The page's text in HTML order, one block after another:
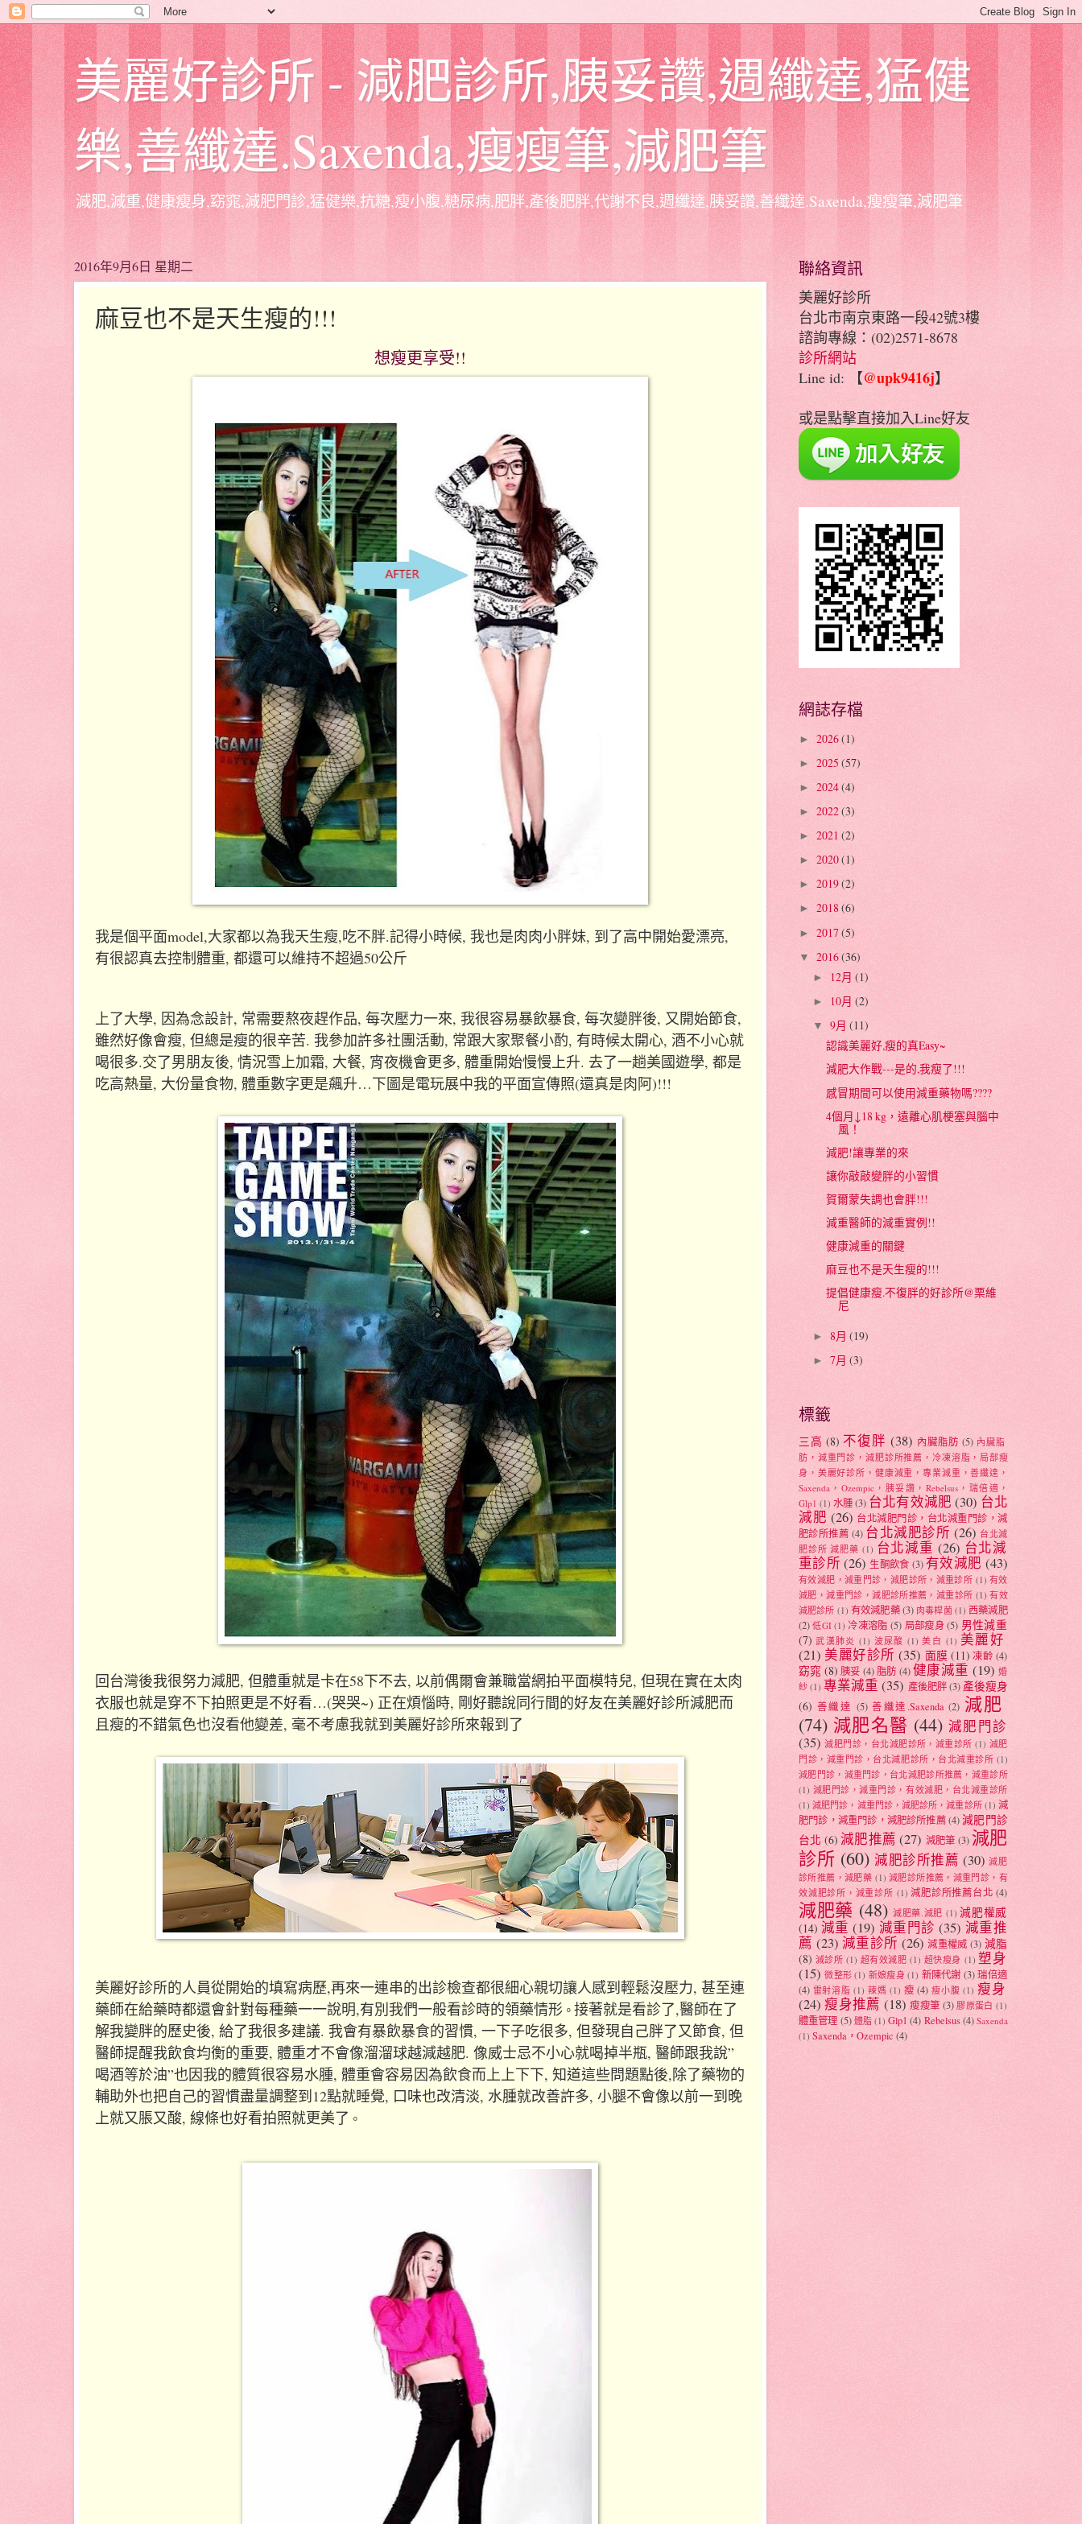
美麗好診所 - 減肥診所,胰妥讚,週纖達,猛健
樂,善纖達.Saxenda,瘦瘦筆,減肥筆
減肥,減重,健康瘦身,窈窕,減肥門診,猛健樂,抗糖,瘦小腹,糖尿病,肥胖,產後肥胖,代謝不良,週纖達,胰妥讚,善纖達.Saxenda,瘦瘦筆,減肥筆
2016年9月6日 星期二
麻豆也不是天生瘦的!!!
想瘦更享受!!
我是個平面model,大家都以為我天生瘦,吃不胖.記得小時候, 我也是肉肉小胖妹, 到了高中開始愛漂亮,
有很認真去控制體重, 都還可以維持不超過50公斤
上了大學, 因為念設計, 常需要熬夜趕作品, 每次壓力一來, 我很容易暴飲暴食, 每次變胖後, 又開始節食,
雖然好像會瘦, 但總是瘦的很辛苦. 我參加許多社團活動, 常跟大家聚餐小酌, 有時候太開心, 酒不小心就
喝很多.交了男朋友後, 情況雪上加霜, 大餐, 宵夜機會更多, 體重開始慢慢上升. 去了一趟美國遊學, 都是
吃高熱量, 大份量食物, 體重數字更是飆升…下圖是電玩展中我的平面宣傳照(還真是肉阿)!!!
回台灣後我很努力減肥, 但體重就是卡在58下不去, 以前偶爾會兼職當網拍平面模特兒, 但現在實在太肉
衣服也就是穿不下拍照更是不好看…(哭哭~) 正在煩惱時, 剛好聽說同行間的好友在美麗好診所減肥而
且瘦的不錯氣色也沒看他變差, 毫不考慮我就到美麗好診所來報到了
美麗好診所的人員從開始的填寫病歷,再來一連串的出診檢查都很細心親切讓人感到輕鬆沒壓力, 甚至連
藥師在給藥時都還會針對每種藥一一說明,有別我們一般看診時的領藥情形 。 接著就是看診了,醫師在了
解我變胖的歷史後, 給了我很多建議. 我會有暴飲暴食的習慣, 一下子吃很多, 但發現自己胖了又節食, 但
醫師提醒我飲食均衡的重要, 體重才不會像溜溜球越減越肥. 像威士忌不小心就喝掉半瓶, 醫師跟我說”
喝酒等於油”也因我的體質很容易水腫, 體重會容易因為飲食而上上下下, 知道這些問題點後,除了藥物的
輔助外也把自己的習慣盡量調整到12點就睡覺, 口味也改清淡, 水腫就改善許多, 小腿不會像以前一到晚
上就又脹又酸, 線條也好看拍照就更美了 。
聯絡資訊
美麗好診所
台北市南京東路一段42號3樓
諮詢專線：(02)2571-8678
診所網站
Line id: 【@upk9416j】
或是點擊直接加入Line好友
網誌存檔
► 2026(1)
► 2025 (57)
► 2024(4)
► 2022(3)
► 2021 (2)
► 2020(1)
► 2019(2)
► 2018(6)
► 2017(5)
▼ 2016(36)
► 12月 (1)
► 10月 (2)
▼ 9月 (11)
認識美麗好,瘦的真Easy~
減肥大作戰---是的,我瘦了!!!
感冒期間可以使用減重藥物嗎????
4個月↓18 kg，遠離心肌梗塞與腦中
風！
減肥!讓專業的來
讓你敲敲變胖的小習慣
賀爾蒙失調也會胖!!!
減重醫師的減重實例!!
健康減重的關鍵
麻豆也不是天生瘦的!!!
提倡健康瘦.不復胖的好診所@栗維
尼
► 8月 (19)
► 7月 (3)
標籤
三高 (8) 不復胖 (38) 內臟脂肪 (5) 內臟脂
肪，減重門診，減肥診所推薦，冷凍溶脂，局部瘦
身，美麗好診所，健康減重，專業減重，善纖達，
Saxenda，Ozempic，胰妥讚，Rebelsus，瑞倍適，
Glp1 (1) 水腫 (3) 台北有效減肥 (30) 台北
減肥 (26) 台北減肥門診，台北減重門診，減
肥診所推薦 (4) 台北減肥診所 (26) 台北減
肥診所 減肥藥 (1) 台北減重 (26) 台北減
重診所 (26) 生酮飲食 (3) 有效減肥 (43)
有效減肥，減重門診，減肥診所，減重診所 (1) 有效
減肥，減重門診，減肥診所推薦，減重診所 (1) 有效
減肥診所 (1) 有效減肥藥 (3) 肉毒桿菌 (1) 西藥減肥
(2) 低GI (1) 冷凍溶脂 (5) 局部瘦身 (5) 男性減重
(7) 武漢肺炎 (1) 波尿酸 (1) 美白 (1) 美麗好
(21) 美麗好診所 (35) 面膜 (11) 凍齡 (4)
窈窕 (8) 胰妥 (4) 脂肪 (4) 健康減重 (19) 婚
紗 (1) 專業減重 (35) 產後肥胖 (3) 產後瘦身
(6) 善纖達 (5) 善纖達.Saxenda (2) 減肥
(74) 減肥名醫 (44) 減肥門診
(35) 減肥門診，台北減肥診所，減重診所 (1) 減肥
門診，減重門診，台北減肥診所，台北減重診所 (1)
減肥門診，減重門診，台北減肥診所推薦，減重診所
(1) 減肥門診，減重門診，有效減肥，台北減重診所
(1) 減肥門診，減重門診，減肥診所，減重診所 (1) 減
肥門診，減重門診，減肥診所推薦 (4) 減肥門診
台北 (6) 減肥推薦 (27) 減肥筆 (3) 減肥
診所 (60) 減肥診所推薦 (30) 減肥
診所推薦，減肥藥 (1) 減肥診所推薦，減重門診，有
效減肥診所，減重診所 (1) 減肥診所推薦台北 (4)
減肥藥 (48) 減肥藥.減肥 (1) 減肥權威
(14) 減重 (19) 減重門診 (35) 減重推
薦 (23) 減重診所 (26) 減重權威 (3) 減脂
(8) 減診所 (1) 超有效減肥 (1) 超快瘦身 (1) 塑身
(15) 微整形 (1) 新娘瘦身 (1) 新陳代謝 (3) 瑞倍適
(4) 雷射溶脂 (1) 辣媽 (1) 瘦 (4) 瘦小腹 (1) 瘦身
(24) 瘦身推薦 (18) 瘦瘦筆 (3) 膠原蛋白 (1)
體重管理 (5) 體脂 (1) Glp1 (4) Rebelsus (4) Saxenda
(1) Saxenda，Ozempic (4)